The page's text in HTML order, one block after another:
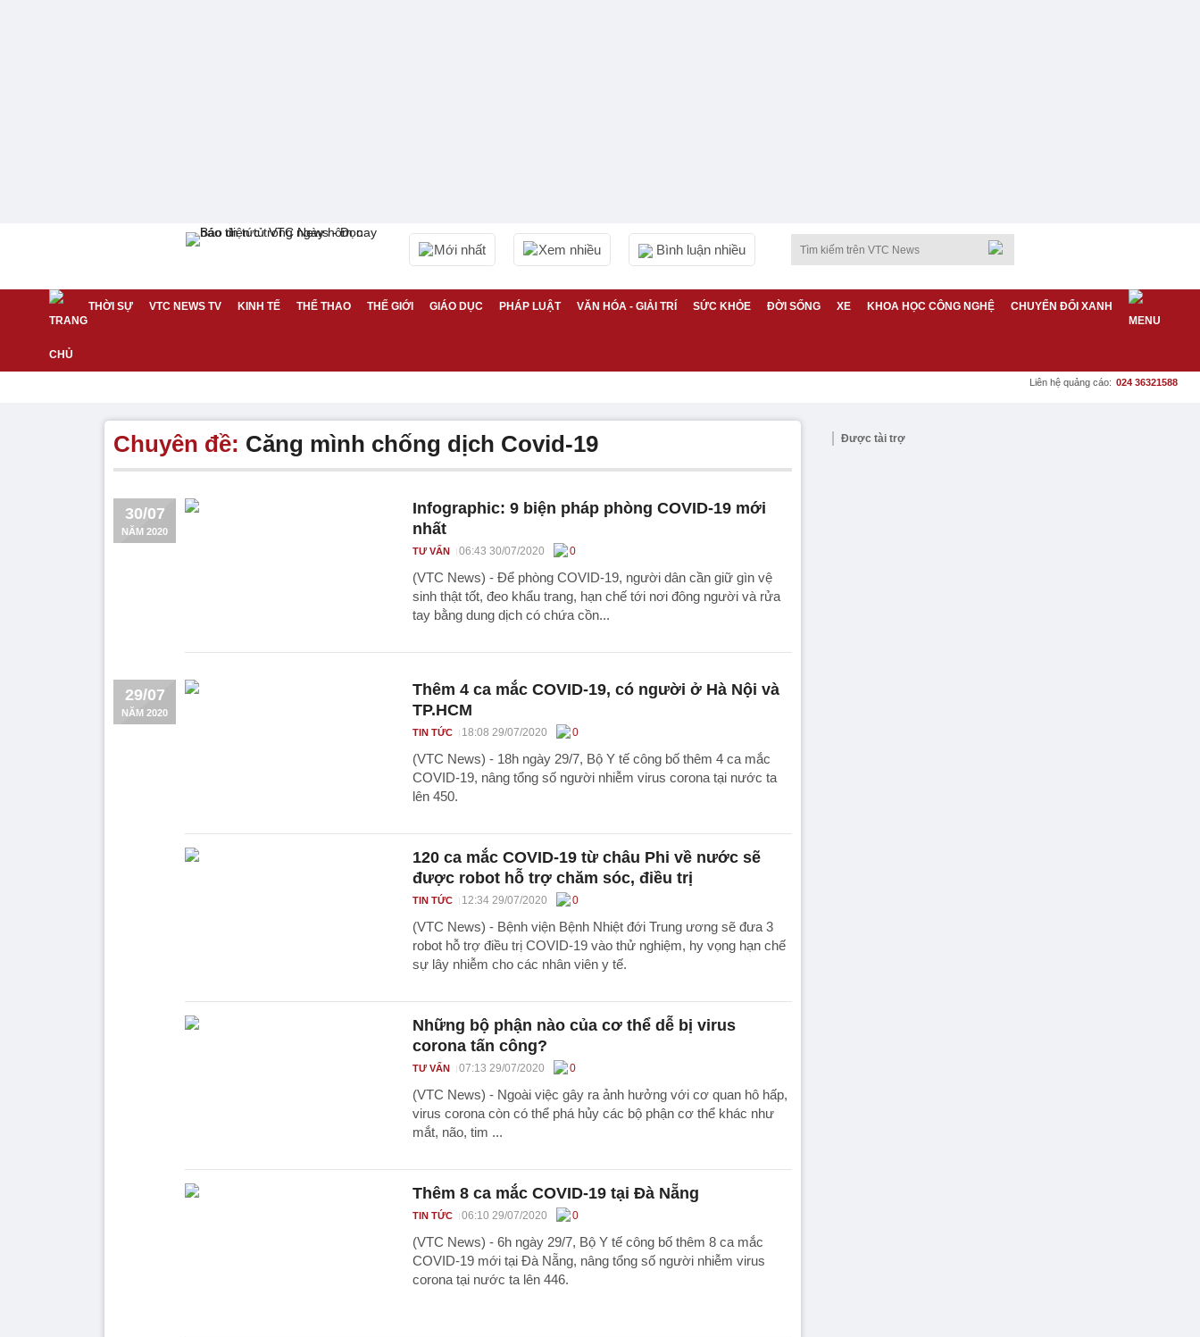
Mới nhất Xem nhiều Bình luận nhiều
THỜI SỰ VTC NEWS TV KINH TẾ THỂ THAO THẾ GIỚI GIÁO DỤC PHÁP LUẬT VĂN HÓA - GIẢI TRÍ SỨC KHỎE ĐỜI SỐNG XE KHOA HỌC CÔNG NGHỆ CHUYỂN ĐỔI XANH
Liên hệ quảng cáo: 024 36321588
Chuyên đề: Căng mình chống dịch Covid-19
30/07
NĂM 2020
Infographic: 9 biện pháp phòng COVID-19 mới
nhất
TƯ VẤN 06:43 30/07/2020 0
(VTC News) - Để phòng COVID-19, người dân cần giữ gìn vệ
sinh thật tốt, đeo khẩu trang, hạn chế tới nơi đông người và rửa
tay bằng dung dịch có chứa cồn...
29/07
NĂM 2020
Thêm 4 ca mắc COVID-19, có người ở Hà Nội và
TP.HCM
TIN TỨC 18:08 29/07/2020 0
(VTC News) - 18h ngày 29/7, Bộ Y tế công bố thêm 4 ca mắc
COVID-19, nâng tổng số người nhiễm virus corona tại nước ta
lên 450.
120 ca mắc COVID-19 từ châu Phi về nước sẽ
được robot hỗ trợ chăm sóc, điều trị
TIN TỨC 12:34 29/07/2020 0
(VTC News) - Bệnh viện Bệnh Nhiệt đới Trung ương sẽ đưa 3
robot hỗ trợ điều trị COVID-19 vào thử nghiệm, hy vọng hạn chế
sự lây nhiễm cho các nhân viên y tế.
Những bộ phận nào của cơ thể dễ bị virus
corona tấn công?
TƯ VẤN 07:13 29/07/2020 0
(VTC News) - Ngoài việc gây ra ảnh hưởng với cơ quan hô hấp,
virus corona còn có thể phá hủy các bộ phận cơ thể khác như
mắt, não, tim ...
Thêm 8 ca mắc COVID-19 tại Đà Nẵng
TIN TỨC 06:10 29/07/2020 0
(VTC News) - 6h ngày 29/7, Bộ Y tế công bố thêm 8 ca mắc
COVID-19 mới tại Đà Nẵng, nâng tổng số người nhiễm virus
corona tại nước ta lên 446.
Được tài trợ